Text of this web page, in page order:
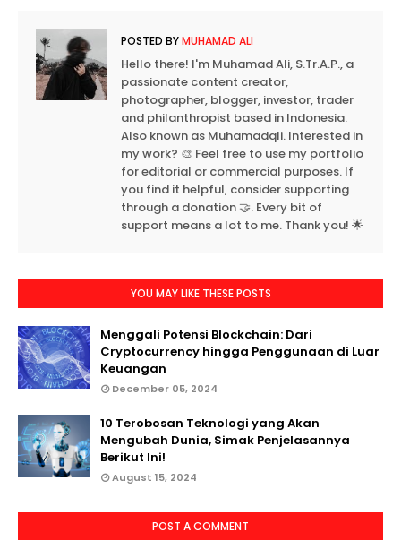
POSTED BYMUHAMAD ALI
Hello there! I'm Muhamad Ali, S.Tr.A.P., a
passionate content creator,
photographer, blogger, investor, trader
and philanthropist based in Indonesia.
Also known as Muhamadqli. Interested in
my work? 🎨 Feel free to use my portfolio
for editorial or commercial purposes. If
you find it helpful, consider supporting
through a donation 🤝. Every bit of
support means a lot to me. Thank you! 🌟
YOU MAY LIKE THESE POSTS
Menggali Potensi Blockchain: Dari
Cryptocurrency hingga Penggunaan di Luar
Keuangan
December 05, 2024
10 Terobosan Teknologi yang Akan
Mengubah Dunia, Simak Penjelasannya
Berikut Ini!
August 15, 2024
POST A COMMENT